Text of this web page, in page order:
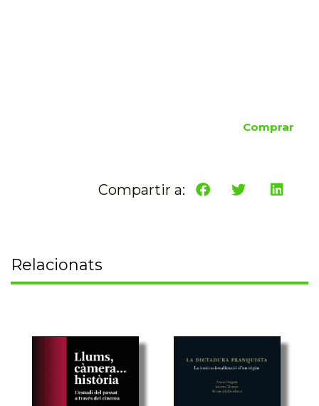
Comprar
Compartir a:
Relacionats